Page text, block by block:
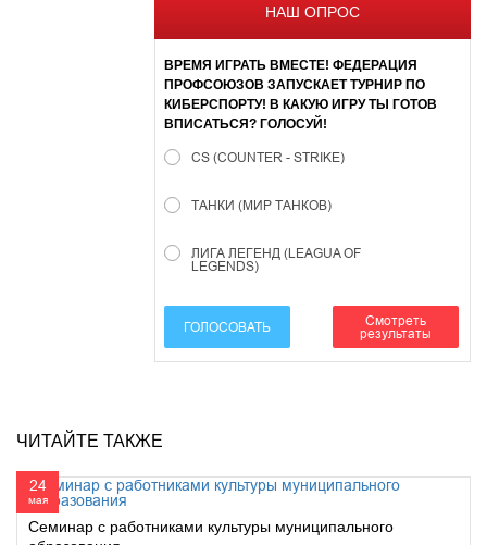
НАШ ОПРОС
ВРЕМЯ ИГРАТЬ ВМЕСТЕ! ФЕДЕРАЦИЯ
ПРОФСОЮЗОВ ЗАПУСКАЕТ ТУРНИР ПО
КИБЕРСПОРТУ! В КАКУЮ ИГРУ ТЫ ГОТОВ
ВПИСАТЬСЯ? ГОЛОСУЙ!
CS (COUNTER - STRIKE)
ТАНКИ (МИР ТАНКОВ)
ЛИГА ЛЕГЕНД (LEAGUA OF
LEGENDS)
ГОЛОСОВАТЬ
Смотреть
результаты
ЧИТАЙТЕ ТАКЖЕ
24
мая
Семинар с работниками культуры муниципального